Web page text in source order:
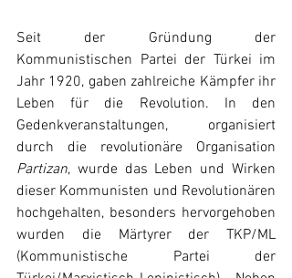
Seit der Gründung der
Kommunistischen Partei der Türkei im
Jahr 1920, gaben zahlreiche Kämpfer ihr
Leben für die Revolution. In den
Gedenkveranstaltungen, organisiert
Partizan, wurde das Leben und Wirken
dieser Kommunisten und Revolutionären
hochgehalten, besonders hervorgehoben
wurden die Märtyrer der TKP/ML
(Kommunistische Partei der